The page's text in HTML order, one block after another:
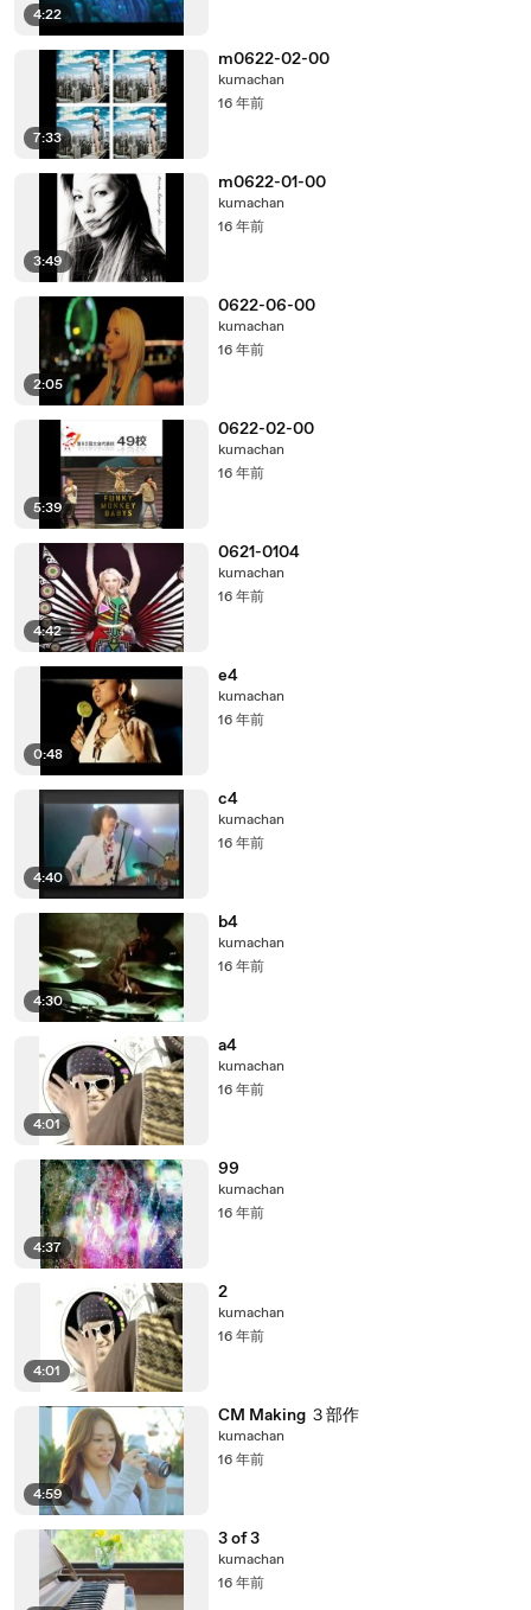
4:22
7:33
m0622-02-00
kumachan
16 年前
3:49
m0622-01-00
kumachan
16 年前
2:05
0622-06-00
kumachan
16 年前
5:39
0622-02-00
kumachan
16 年前
4:42
0621-0104
kumachan
16 年前
0:48
e4
kumachan
16 年前
4:40
c4
kumachan
16 年前
4:30
b4
kumachan
16 年前
4:01
a4
kumachan
16 年前
4:37
99
kumachan
16 年前
4:01
2
kumachan
16 年前
4:59
CM Making ３部作
kumachan
16 年前
3 of 3
kumachan
16 年前